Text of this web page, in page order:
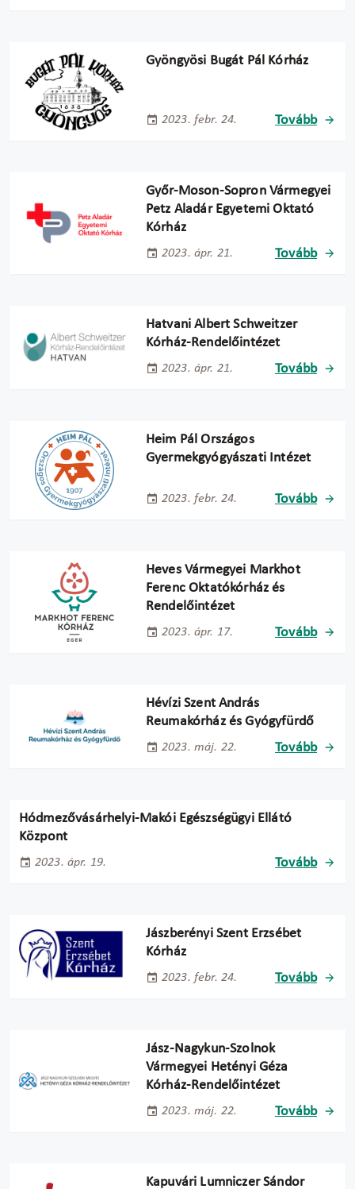
Gyöngyösi Bugát Pál Kórház
2023. febr. 24. Tovább
Győr-Moson-Sopron Vármegyei
Petz Aladár Egyetemi Oktató
Kórház
2023. ápr. 21. Tovább
Hatvani Albert Schweitzer
Kórház-Rendelőintézet
2023. ápr. 21. Tovább
Heim Pál Országos
Gyermekgyógyászati Intézet
2023. febr. 24. Tovább
Heves Vármegyei Markhot
Ferenc Oktatókórház és
Rendelőintézet
2023. ápr. 17. Tovább
Hévízi Szent András
Reumakórház és Gyógyfürdő
2023. máj. 22. Tovább
Hódmezővásárhelyi-Makói Egészségügyi Ellátó
Központ
2023. ápr. 19. Tovább
Jászberényi Szent Erzsébet
Kórház
2023. febr. 24. Tovább
Jász-Nagykun-Szolnok
Vármegyei Hetényi Géza
Kórház-Rendelőintézet
2023. máj. 22. Tovább
Kapuvári Lumniczer Sándor